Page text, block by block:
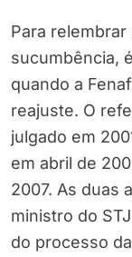
Para
sucumbência,
quando a
reajuste. O
julgado em
em abril de
2007. As duas
ministro do
do processo